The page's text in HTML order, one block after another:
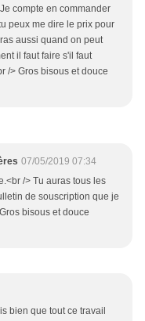
compte en commander
peux me dire le prix pour
aussi quand on peut
il faut faire s'il faut
/> Gros bisous et douce
07/05/2019 07:34
/> Tu auras tous les
de souscription que je
bisous et douce
bien que tout ce travail